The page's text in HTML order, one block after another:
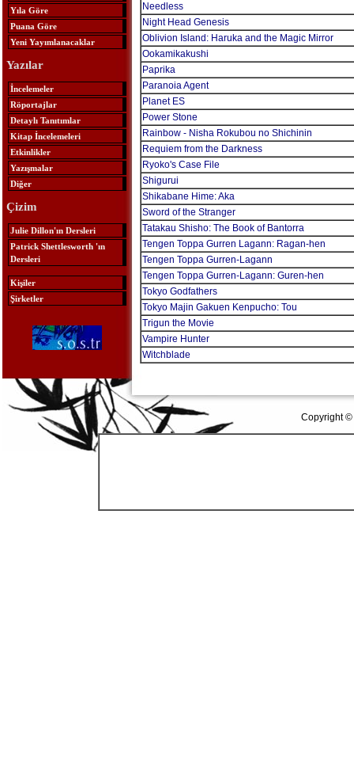
Yıla Göre
Puana Göre
Yeni Yayımlanacaklar
Yazılar
İncelemeler
Röportajlar
Detaylı Tanıtımlar
Kitap İncelemeleri
Etkinlikler
Yazışmalar
Diğer
Çizim
Julie Dillon'ın Dersleri
Patrick Shettlesworth 'ın
Dersleri
Kişiler
Şirketler
Needless
Night Head Genesis
Oblivion Island: Haruka and the Magic Mirror
Ookamikakushi
Paprika
Paranoia Agent
Planet ES
Power Stone
Rainbow - Nisha Rokubou no Shichinin
Requiem from the Darkness
Ryoko's Case File
Shigurui
Shikabane Hime: Aka
Sword of the Stranger
Tatakau Shisho: The Book of Bantorra
Tengen Toppa Gurren Lagann: Ragan-hen
Tengen Toppa Gurren-Lagann
Tengen Toppa Gurren-Lagann: Guren-hen
Tokyo Godfathers
Tokyo Majin Gakuen Kenpucho: Tou
Trigun the Movie
Vampire Hunter
Witchblade
Copyright ©